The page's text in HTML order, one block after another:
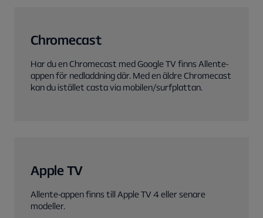
Chromecast
Har du en Chromecast med Google TV finns Allente-
appen för nedladdning där. Med en äldre Chromecast
kan du istället casta via mobilen/surfplattan.
Apple TV
Allente-appen finns till Apple TV 4 eller senare
modeller.